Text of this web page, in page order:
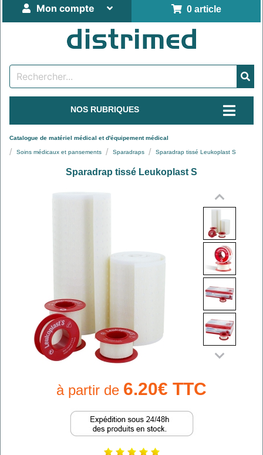
0 article
Mon compte
NOS RUBRIQUES
Catalogue de matériel médical et d'équipement médical
Soins médicaux et pansements Sparadraps Sparadrap tissé Leukoplast S
Sparadrap tissé Leukoplast S
à partir de 6.20€ TTC